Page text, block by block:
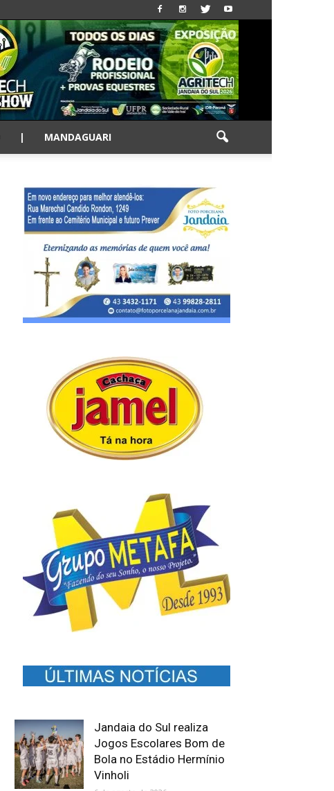
| MANDAGUARI
Jandaia do Sul realiza
Jogos Escolares Bom de
Bola no Estádio Hermínio
Vinholi